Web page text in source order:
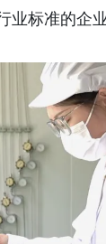
业标准的企